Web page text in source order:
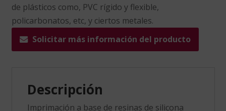
de plásticos como, PVC rígido y flexible,
policarbonatos, etc, y ciertos metales.
Solicitar más información del producto
Descripción
Imprimación a base de resinas de silicona